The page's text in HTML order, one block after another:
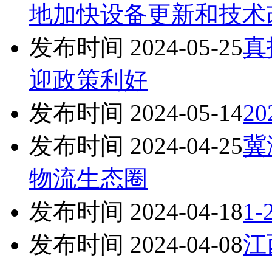
地加快设备更新和技术
发布时间 2024-05-25真
迎政策利好
发布时间 2024-05-14
发布时间 2024-04-25冀
物流生态圈
发布时间 2024-04-181-
发布时间 2024-04-08江